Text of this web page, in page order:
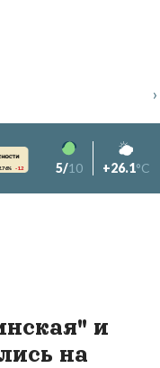
›
-1.2 5/10 +26.1°C
и
на